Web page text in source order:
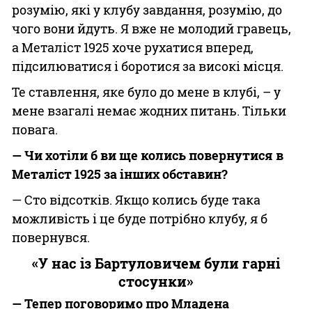
розумію, які у клубу завдання, розумію, до
чого вони йдуть. Я вже не молодий гравець,
а Металіст 1925 хоче рухатися вперед,
підсилюватися і боротися за високі місця.
Те ставлення, яке було до мене в клубі, – у
мене взагалі немає жодних питань. Тільки
повага.
— Чи хотіли б ви ще колись повернутися в
Металіст 1925 за інших обставин?
— Сто відсотків. Якщо колись буде така
можливість і це буде потрібно клубу, я б
повернувся.
«У нас із Бартуловичем були гарні
стосунки»
— Тепер поговоримо про Младена